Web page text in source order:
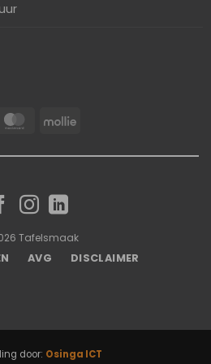
MasterCard
Mollie
Tafelsmaak
AVG DISCLAIMER
door: Osinga ICT